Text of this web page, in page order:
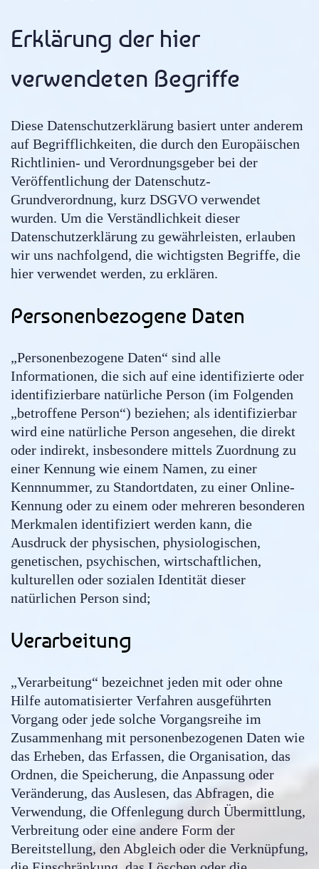
Erklärung der hier
verwendeten Begriffe
Diese Datenschutzerklärung basiert unter anderem
auf Begrifflichkeiten, die durch den Europäischen
Richtlinien- und Verordnungsgeber bei der
Veröffentlichung der Datenschutz-
Grundverordnung, kurz DSGVO verwendet
wurden. Um die Verständlichkeit dieser
Datenschutzerklärung zu gewährleisten, erlauben
wir uns nachfolgend, die wichtigsten Begriffe, die
hier verwendet werden, zu erklären.
Personenbezogene Daten
„Personenbezogene Daten“ sind alle
Informationen, die sich auf eine identifizierte oder
identifizierbare natürliche Person (im Folgenden
„betroffene Person“) beziehen; als identifizierbar
wird eine natürliche Person angesehen, die direkt
oder indirekt, insbesondere mittels Zuordnung zu
einer Kennung wie einem Namen, zu einer
Kennnummer, zu Standortdaten, zu einer Online-
Kennung oder zu einem oder mehreren besonderen
Merkmalen identifiziert werden kann, die
Ausdruck der physischen, physiologischen,
genetischen, psychischen, wirtschaftlichen,
kulturellen oder sozialen Identität dieser
natürlichen Person sind;
Verarbeitung
„Verarbeitung“ bezeichnet jeden mit oder ohne
Hilfe automatisierter Verfahren ausgeführten
Vorgang oder jede solche Vorgangsreihe im
Zusammenhang mit personenbezogenen Daten wie
das Erheben, das Erfassen, die Organisation, das
Ordnen, die Speicherung, die Anpassung oder
Veränderung, das Auslesen, das Abfragen, die
Verwendung, die Offenlegung durch Übermittlung,
Verbreitung oder eine andere Form der
Bereitstellung, den Abgleich oder die Verknüpfung,